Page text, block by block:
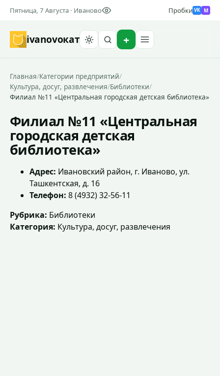
Пятница, 7 Августа · Иваново Пробки VK M
ivanovoкат
Главная/Категории предприятий/
Культура, досуг, развлечения/Библиотеки/
Филиал №11 «Центральная городская детская библиотека»
Филиал №11 «Центральная
городская детская
библиотека»
Адрес: Ивановский район, г. Иваново, ул.
Ташкентская, д. 16
Телефон: 8 (4932) 32-56-11
Рубрика: Библиотеки
Категория: Культура, досуг, развлечения